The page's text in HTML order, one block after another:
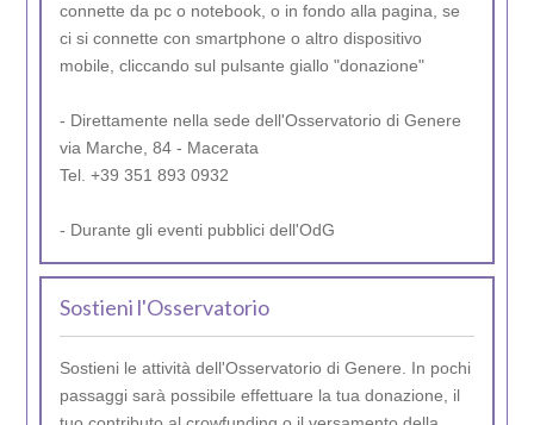
connette da pc o notebook, o in fondo alla pagina, se
ci si connette con smartphone o altro dispositivo
mobile, cliccando sul pulsante giallo "donazione"
- Direttamente nella sede dell'Osservatorio di Genere
via Marche, 84 - Macerata
Tel. +39 351 893 0932
- Durante gli eventi pubblici dell'OdG
Sostieni l'Osservatorio
Sostieni le attività dell'Osservatorio di Genere. In pochi
passaggi sarà possibile effettuare la tua donazione, il